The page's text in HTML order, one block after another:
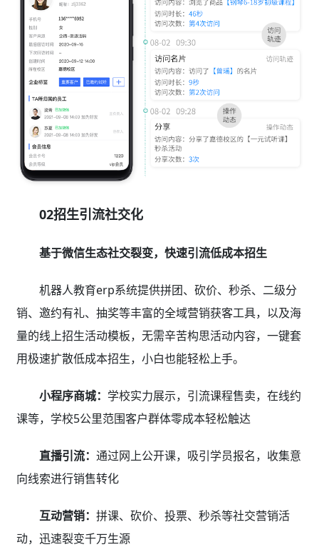
02招生引流社交化
基于微信生态社交裂变，快速引流低成本招生
机器人教育erp系统提供拼团、砍价、秒杀、二级分
销、邀约有礼、抽奖等丰富的全域营销获客工具，以及海
量的线上招生活动模板，无需辛苦构思活动内容，一键套
用极速扩散低成本招生，小白也能轻松上手。
小程序商城： 学校实力展示，引流课程售卖，在线约
课等，学校5公里范围客户群体零成本轻松触达
直播引流： 通过网上公开课，吸引学员报名，收集意
向线索进行销售转化
互动营销： 拼课、砍价、投票、秒杀等社交营销活
动，迅速裂变千万生源